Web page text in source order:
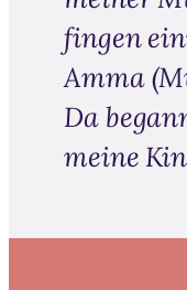
fingen
Amma
Da
meine